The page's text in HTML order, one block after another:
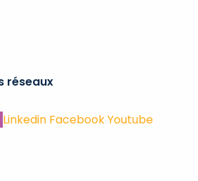
réseaux
Linkedin FacebookYoutube